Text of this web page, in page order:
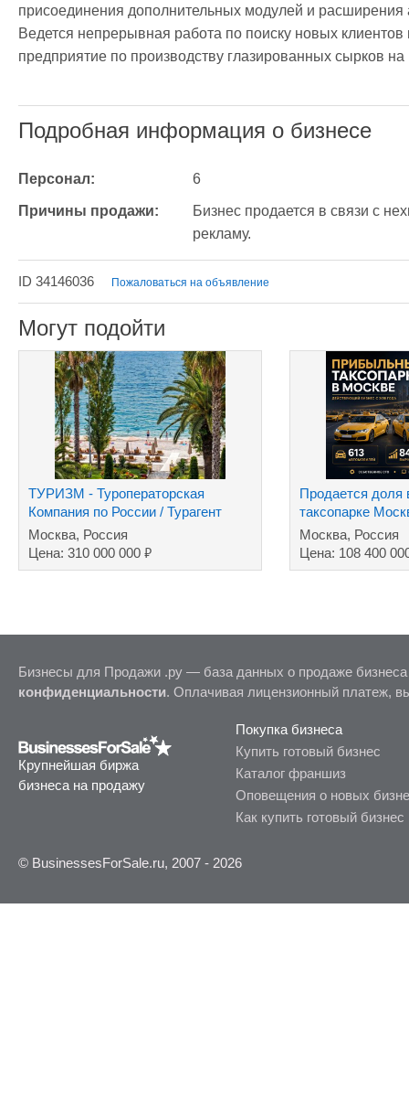
присоединения дополнительных модулей и расширения
Ведется непрерывная работа по поиску новых
предприятие по производству глазированных сырков на
Подробная информация о бизнесе
Персонал: 6
Причины продажи:
Бизнес продается в связи с
рекламу.
ID 34146036 Пожаловаться на объявление
Могут подойти
ТУРИЗМ - Туроператорская
Компания по России / Турагент
туров за рубеж
Москва, Россия
Цена: 310 000 000 ₽
Продается доля
таксопарке
Москва, Россия
Цена: 108 400
Бизнесы для Продажи .ру — база данных о продаже
конфиденциальности. Оплачивая лицензионный платеж,
Крупнейшая биржа
бизнеса на продажу
Покупка бизнеса
Купить готовый бизнес
Каталог франшиз
Оповещения о новых
Как купить готовый бизнес
© BusinessesForSale.ru, 2007 - 2026